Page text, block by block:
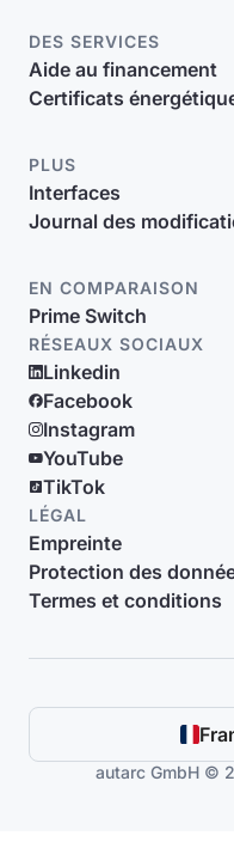
DES SERVICES
Aide au financement
Certificats
PLUS
Interfaces
Journal des
EN COMPARAISON
Prime Switch
RÉSEAUX SOCIAUX
Linkedin
Facebook
Instagram
YouTube
TikTok
LÉGAL
Empreinte
Protection des
Termes et conditions
autarc GmbH ©